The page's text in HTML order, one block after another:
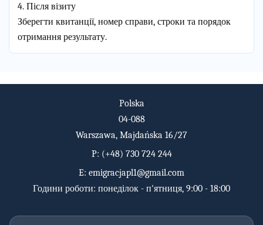
4. Після візиту
Зберегти квитанції, номер справи, строки та порядок
отримання результату.
Polska
04-088
Warszawa, Majdańska 16/27
P: (+48) 730 724 244
E: emigracjapl1@gmail.com
Години роботи: понеділок - п'ятниця, 9:00 - 18:00